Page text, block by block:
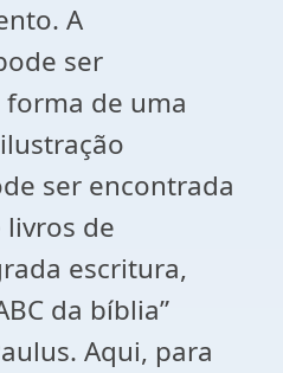
A
ser
de uma
ser encontrada
livros de
escritura,
da bíblia”
Aqui, para